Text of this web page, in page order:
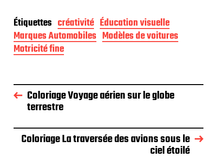
Étiquettes créativité Éducation visuelle
Marques Automobiles Modèles de voitures
Motricité fine
Coloriage Voyage aérien sur le globe
terrestre
Coloriage La traversée des avions sous le
ciel étoilé